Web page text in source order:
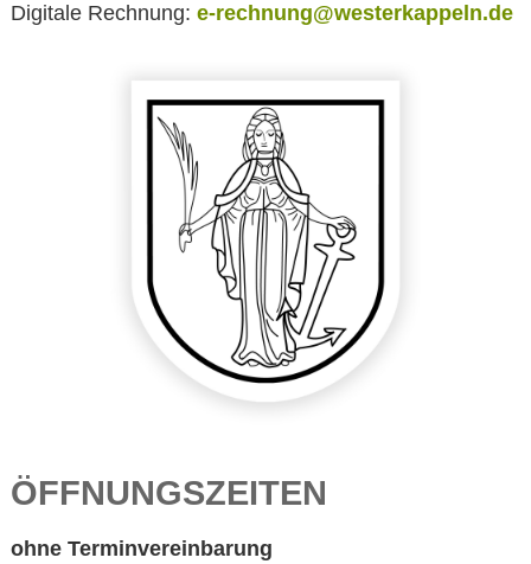
Digitale Rechnung: e-rechnung@westerkappeln.de
ÖFFNUNGSZEITEN
ohne Terminvereinbarung